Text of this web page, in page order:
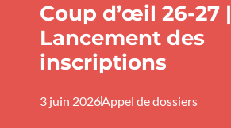
Coup d’œil 26-27 |
Lancement des
inscriptions
3 juin 2026Appel de dossiers